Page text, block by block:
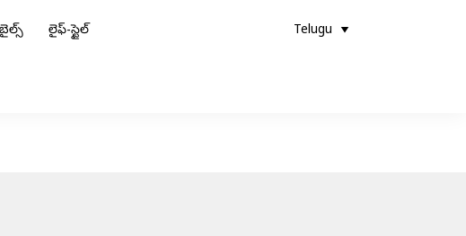
లైఫ్-స్టైల్ Telugu